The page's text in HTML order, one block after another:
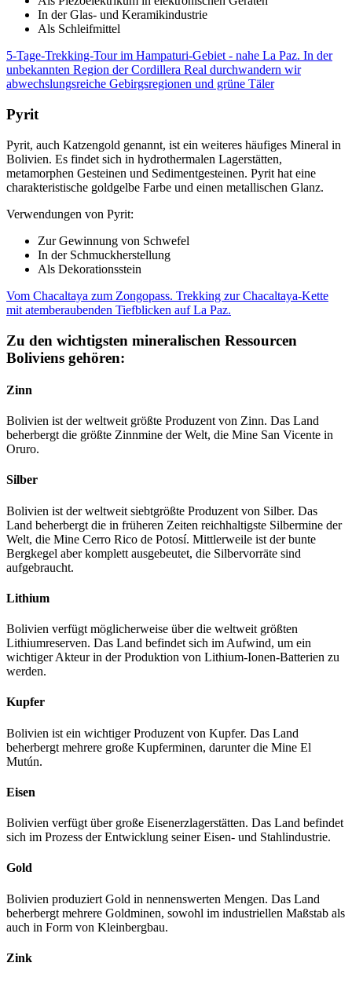
In der Glas- und Keramikindustrie
Als Schleifmittel
5-Tage-Trekking-Tour im Hampaturi-Gebiet - nahe La Paz. In der
unbekannten Region der Cordillera Real durchwandern wir
abwechslungsreiche Gebirgsregionen und grüne Täler
Pyrit
Pyrit, auch Katzengold genannt, ist ein weiteres häufiges Mineral in
Bolivien. Es findet sich in hydrothermalen Lagerstätten,
metamorphen Gesteinen und Sedimentgesteinen. Pyrit hat eine
charakteristische goldgelbe Farbe und einen metallischen Glanz.
Verwendungen von Pyrit:
Zur Gewinnung von Schwefel
In der Schmuckherstellung
Als Dekorationsstein
Vom Chacaltaya zum Zongopass. Trekking zur Chacaltaya-Kette
mit atemberaubenden Tiefblicken auf La Paz.
Zu den wichtigsten mineralischen Ressourcen
Boliviens gehören:
Zinn
Bolivien ist der weltweit größte Produzent von Zinn. Das Land
beherbergt die größte Zinnmine der Welt, die Mine San Vicente in
Oruro.
Silber
Bolivien ist der weltweit siebtgrößte Produzent von Silber. Das
Land beherbergt die in früheren Zeiten reichhaltigste Silbermine der
Welt, die Mine Cerro Rico de Potosí. Mittlerweile ist der bunte
Bergkegel aber komplett ausgebeutet, die Silbervorräte sind
aufgebraucht.
Lithium
Bolivien verfügt möglicherweise über die weltweit größten
Lithiumreserven. Das Land befindet sich im Aufwind, um ein
wichtiger Akteur in der Produktion von Lithium-Ionen-Batterien zu
werden.
Kupfer
Bolivien ist ein wichtiger Produzent von Kupfer. Das Land
beherbergt mehrere große Kupferminen, darunter die Mine El
Mutún.
Eisen
Bolivien verfügt über große Eisenerzlagerstätten. Das Land befindet
sich im Prozess der Entwicklung seiner Eisen- und Stahlindustrie.
Gold
Bolivien produziert Gold in nennenswerten Mengen. Das Land
beherbergt mehrere Goldminen, sowohl im industriellen Maßstab als
auch in Form von Kleinbergbau.
Zink